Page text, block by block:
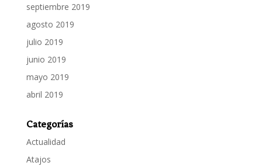
septiembre 2019
agosto 2019
julio 2019
junio 2019
mayo 2019
abril 2019
Categorías
Actualidad
Atajos